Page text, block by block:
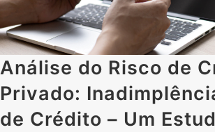
Análise do Risco de
Privado:
de Crédito – Um